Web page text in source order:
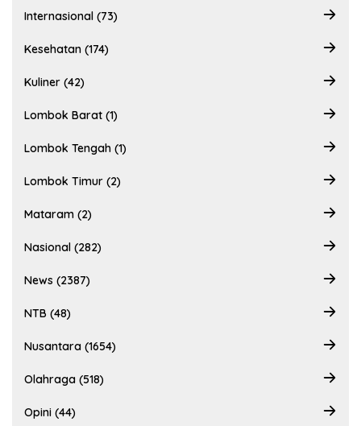
Internasional (73)
Kesehatan (174)
Kuliner (42)
Lombok Barat (1)
Lombok Tengah (1)
Lombok Timur (2)
Mataram (2)
Nasional (282)
News (2387)
NTB (48)
Nusantara (1654)
Olahraga (518)
Opini (44)